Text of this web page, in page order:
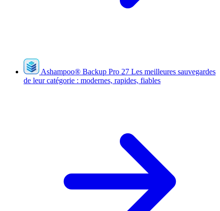
Ashampoo® Backup Pro 27 Les meilleures sauvegardes
de leur catégorie : modernes, rapides, fiables